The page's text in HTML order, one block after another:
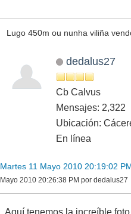
Lugo 450m ou nunha viliña
dedalus27
Cb Calvus
Mensajes: 2,322
Ubicación:
En línea
Martes 11 Mayo 2010 20:19:02
Mayo 2010 20:26:38 PM por dedalus27
Aquí tenemos la increíble